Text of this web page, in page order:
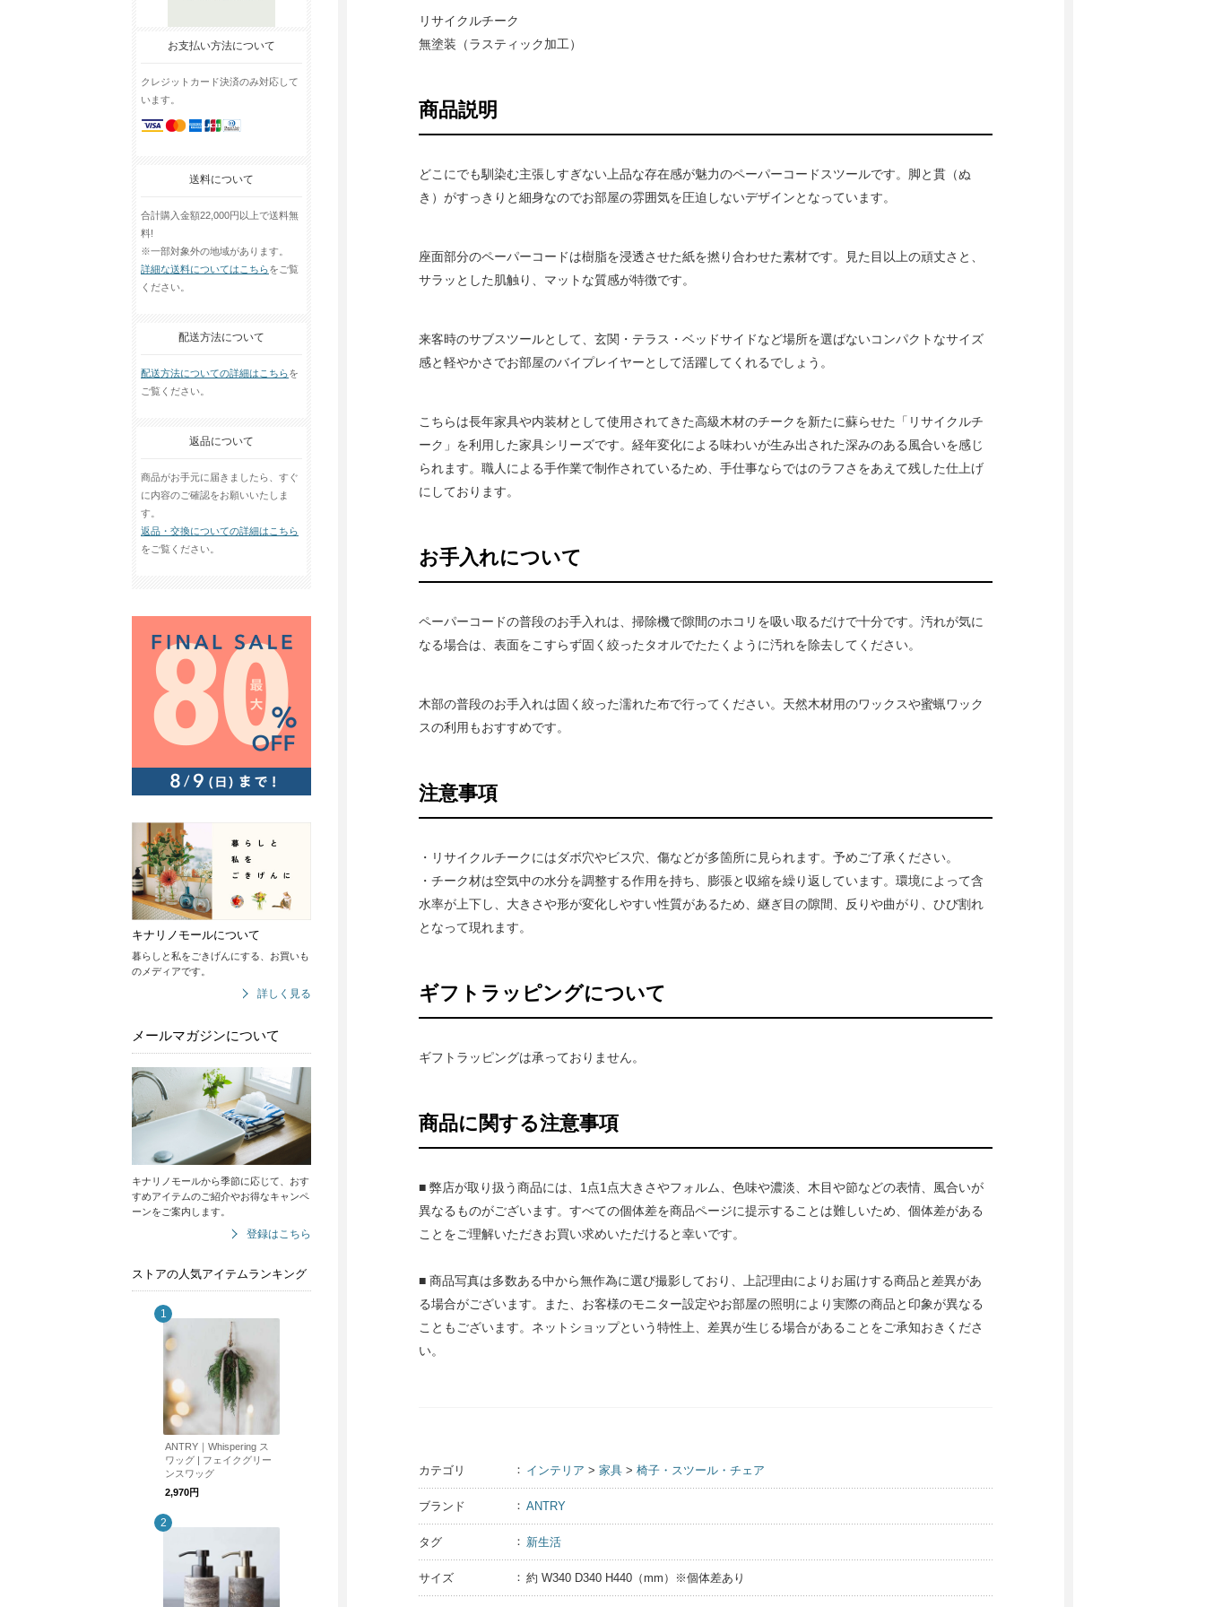
お支払い方法について
クレジットカード決済のみ対応して
います。
送料について
合計購入金額22,000円以上で送料無
料!
※一部対象外の地域があります。
詳細な送料についてはこちらをご覧
ください。
配送方法について
配送方法についての詳細はこちらを
ご覧ください。
返品について
商品がお手元に届きましたら、すぐ
に内容のご確認をお願いいたしま
す。
返品・交換についての詳細はこちら
をご覧ください。
キナリノモールについて
暮らしと私をごきげんにする、お買いも
のメディアです。
詳しく見る
メールマガジンについて
キナリノモールから季節に応じて、おす
すめアイテムのご紹介やお得なキャンペ
ーンをご案内します。
登録はこちら
ストアの人気アイテムランキング
ANTRY｜Whispering ス
ワッグ | フェイクグリー
ンスワッグ
2,970円
リサイクルチーク
無塗装（ラスティック加工）
商品説明
どこにでも馴染む主張しすぎない上品な存在感が魅力のペーパーコードスツールです。脚と貫（ぬ
き）がすっきりと細身なのでお部屋の雰囲気を圧迫しないデザインとなっています。
座面部分のペーパーコードは樹脂を浸透させた紙を撚り合わせた素材です。見た目以上の頑丈さと、
サラッとした肌触り、マットな質感が特徴です。
来客時のサブスツールとして、玄関・テラス・ベッドサイドなど場所を選ばないコンパクトなサイズ
感と軽やかさでお部屋のバイプレイヤーとして活躍してくれるでしょう。
こちらは長年家具や内装材として使用されてきた高級木材のチークを新たに蘇らせた「リサイクルチ
ーク」を利用した家具シリーズです。経年変化による味わいが生み出された深みのある風合いを感じ
られます。職人による手作業で制作されているため、手仕事ならではのラフさをあえて残した仕上げ
にしております。
お手入れについて
ペーパーコードの普段のお手入れは、掃除機で隙間のホコリを吸い取るだけで十分です。汚れが気に
なる場合は、表面をこすらず固く絞ったタオルでたたくように汚れを除去してください。
木部の普段のお手入れは固く絞った濡れた布で行ってください。天然木材用のワックスや蜜蝋ワック
スの利用もおすすめです。
注意事項
・リサイクルチークにはダボ穴やビス穴、傷などが多箇所に見られます。予めご了承ください。
・チーク材は空気中の水分を調整する作用を持ち、膨張と収縮を繰り返しています。環境によって含
水率が上下し、大きさや形が変化しやすい性質があるため、継ぎ目の隙間、反りや曲がり、ひび割れ
となって現れます。
ギフトラッピングについて
ギフトラッピングは承っておりません。
商品に関する注意事項
■ 弊店が取り扱う商品には、1点1点大きさやフォルム、色味や濃淡、木目や節などの表情、風合いが
異なるものがございます。すべての個体差を商品ページに提示することは難しいため、個体差がある
ことをご理解いただきお買い求めいただけると幸いです。
■ 商品写真は多数ある中から無作為に選び撮影しており、上記理由によりお届けする商品と差異があ
る場合がございます。また、お客様のモニター設定やお部屋の照明により実際の商品と印象が異なる
こともございます。ネットショップという特性上、差異が生じる場合があることをご承知おきくださ
い。
カテゴリ インテリア > 家具 > 椅子・スツール・チェア
ブランド ANTRY
タグ 新生活
サイズ 約 W340 D340 H440（mm）※個体差あり